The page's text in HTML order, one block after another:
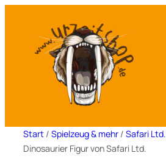
springen
Start / Spielzeug & mehr / Safari Ltd.
Dinosaurier Figur von Safari Ltd.